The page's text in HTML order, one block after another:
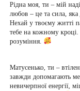
Рідна моя, ти – мій
любов – це та сила, яка
Нехай у твоєму житті
тебе на кожному кроці.
розуміння.
Матусенько, ти –
завжди допомагають
невичерпної енергії,